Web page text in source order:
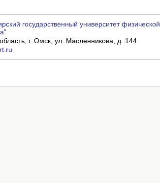
государственный университет физической
г. Омск, ул. Масленникова, д. 144